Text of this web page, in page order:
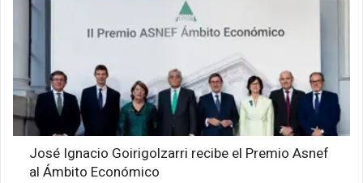
José Ignacio Goirigolzarri recibe el Premio Asnef
al Ámbito Económico